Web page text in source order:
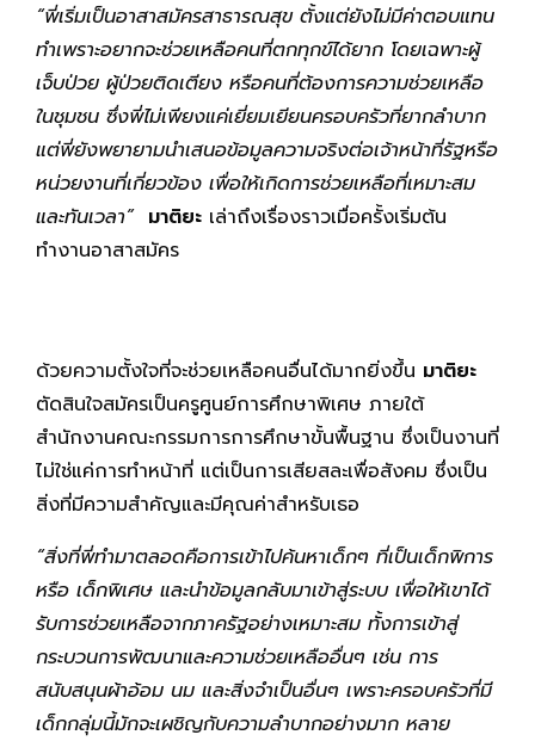
“พี่เริ่มเป็นอาสาสมัครสาธารณสุข ตั้งแต่ยังไม่มีค่าตอบแทน
ทำเพราะอยากจะช่วยเหลือคนที่ตกทุกข์ได้ยาก โดยเฉพาะผู้
เจ็บป่วย ผู้ป่วยติดเตียง หรือคนที่ต้องการความช่วยเหลือ
ในชุมชน ซึ่งพี่ไม่เพียงแค่เยี่ยมเยียนครอบครัวที่ยากลำบาก
แต่พี่ยังพยายามนำเสนอข้อมูลความจริงต่อเจ้าหน้าที่รัฐหรือ
หน่วยงานที่เกี่ยวข้อง เพื่อให้เกิดการช่วยเหลือที่เหมาะสม
และทันเวลา” มาติยะ เล่าถึงเรื่องราวเมื่อครั้งเริ่มต้น
ทำงานอาสาสมัคร
ด้วยความตั้งใจที่จะช่วยเหลือคนอื่นได้มากยิ่งขึ้น มาติยะ
ตัดสินใจสมัครเป็นครูศูนย์การศึกษาพิเศษ ภายใต้
สำนักงานคณะกรรมการการศึกษาขั้นพื้นฐาน ซึ่งเป็นงานที่
ไม่ใช่แค่การทำหน้าที่ แต่เป็นการเสียสละเพื่อสังคม ซึ่งเป็น
สิ่งที่มีความสำคัญและมีคุณค่าสำหรับเธอ
“สิ่งที่พี่ทำมาตลอดคือการเข้าไปค้นหาเด็กๆ ที่เป็นเด็กพิการ
หรือ เด็กพิเศษ และนำข้อมูลกลับมาเข้าสู่ระบบ เพื่อให้เขาได้
รับการช่วยเหลือจากภาครัฐอย่างเหมาะสม ทั้งการเข้าสู่
กระบวนการพัฒนาและความช่วยเหลืออื่นๆ เช่น การ
สนับสนุนผ้าอ้อม นม และสิ่งจำเป็นอื่นๆ เพราะครอบครัวที่มี
เด็กกลุ่มนี้มักจะเผชิญกับความลำบากอย่างมาก หลาย